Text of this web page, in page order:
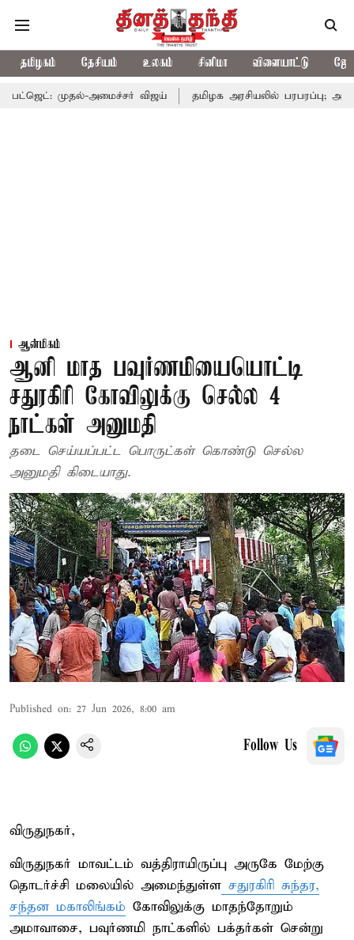
தமிழகம் தேசியம் உலகம் சினிமா விளையாட்டு
அமைச்சர் விஜய் தமிழக அரசியலில் பரபரப்பு; அமைச்சர்
ஆன்மிகம்
ஆனி மாத பவுர்ணமியையொட்டி
சதுரகிரி கோவிலுக்கு செல்ல 4
நாட்கள் அனுமதி
தடை செய்யப்பட்ட பொருட்கள் கொண்டு செல்ல
அனுமதி கிடையாது.
Published on: 27 Jun 2026, 8:00 am
Follow Us
விருதுநகர்,
விருதுநகர் மாவட்டம் வத்திராயிருப்பு அருகே மேற்கு
தொடர்ச்சி மலையில் அமைந்துள்ள சதுரகிரி சுந்தர,
சந்தன மகாலிங்கம் கோவிலுக்கு மாதந்தோறும்
அமாவாசை, பவுர்ணமி நாட்களில் பக்தர்கள் சென்று